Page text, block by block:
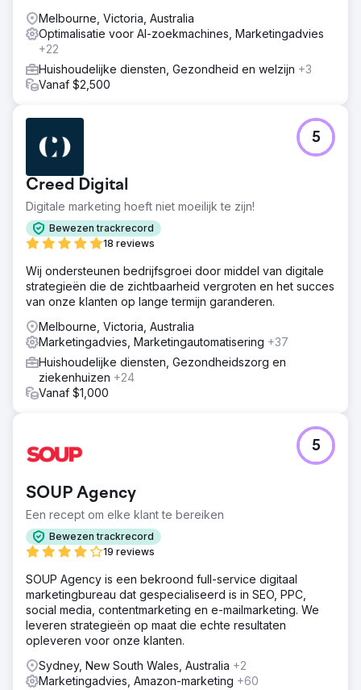
Melbourne, Victoria, Australia
Optimalisatie voor AI-zoekmachines, Marketingadvies
+22
Huishoudelijke diensten, Gezondheid en welzijn +3
Vanaf $2,500
Creed Digital
Digitale marketing hoeft niet moeilijk te zijn!
Bewezen trackrecord
18 reviews
5
Wij ondersteunen bedrijfsgroei door middel van digitale
strategieën die de zichtbaarheid vergroten en het succes
van onze klanten op lange termijn garanderen.
Melbourne, Victoria, Australia
Marketingadvies, Marketingautomatisering +37
Huishoudelijke diensten, Gezondheidszorg en
ziekenhuizen +24
Vanaf $1,000
SOUP Agency
Een recept om elke klant te bereiken
Bewezen trackrecord
19 reviews
5
SOUP Agency is een bekroond full-service digitaal
marketingbureau dat gespecialiseerd is in SEO, PPC,
social media, contentmarketing en e-mailmarketing. We
leveren strategieën op maat die echte resultaten
opleveren voor onze klanten.
Sydney, New South Wales, Australia +2
Marketingadvies, Amazon-marketing +60